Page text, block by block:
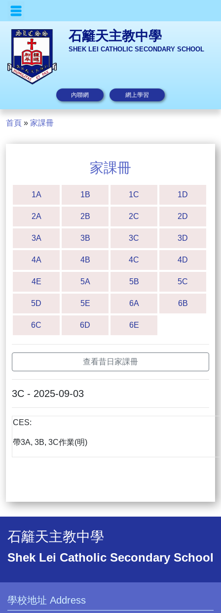
石籬天主教中學
SHEK LEI CATHOLIC SECONDARY SCHOOL
內聯網 網上學習
首頁 » 家課冊
家課冊
1A 1B 1C 1D
2A 2B 2C 2D
3A 3B 3C 3D
4A 4B 4C 4D
4E 5A 5B 5C
5D 5E 6A 6B
6C 6D 6E
查看昔日家課冊
3C - 2025-09-03
CES:
帶3A, 3B, 3C作業(明)
石籬天主教中學
Shek Lei Catholic Secondary School
學校地址 Address